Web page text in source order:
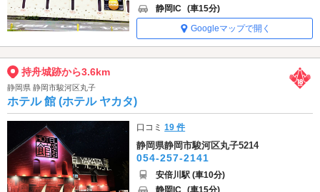
静岡IC (車15分)
Googleマップで開く
持舟城跡から3.6km
静岡県 静岡市駿河区丸子
ホテル 館 (ホテル ヤカタ)
口コミ19 件
静岡県静岡市駿河区丸子5214
054-257-2141
安倍川駅 (車10分)
静岡IC (車15分)